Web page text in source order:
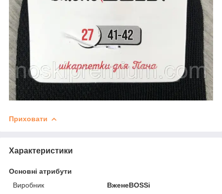
Приховати
Характеристики
Основні атрибути
Виробник
ВженеBOSSі